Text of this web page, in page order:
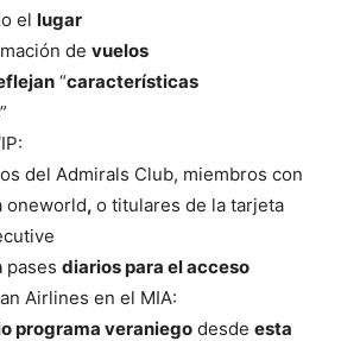
el lugar
de vuelos
“características
”
del Admirals Club, miembros con
oneworld, o titulares de la tarjeta
pases diarios para el acceso
Airlines en el MIA:
programa veraniego desde esta